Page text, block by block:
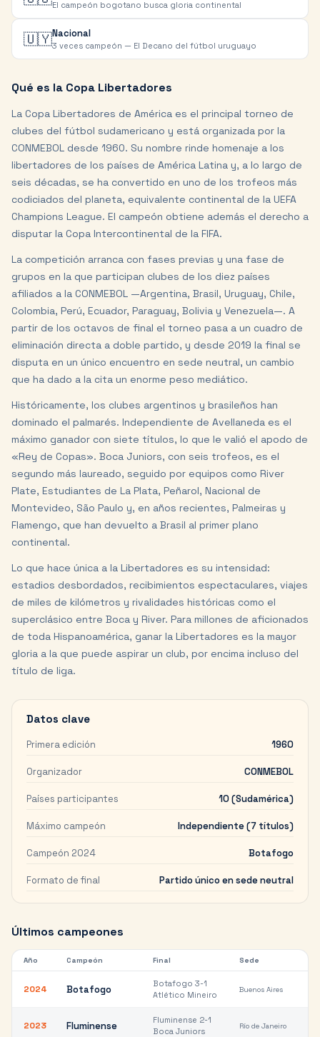
El campeón bogotano busca gloria continental
🇺🇾Nacional
3 veces campeón — El Decano del fútbol uruguayo
Qué es la Copa Libertadores
La Copa Libertadores de América es el principal torneo de
clubes del fútbol sudamericano y está organizada por la
CONMEBOL desde 1960. Su nombre rinde homenaje a los
libertadores de los países de América Latina y, a lo largo de
seis décadas, se ha convertido en uno de los trofeos más
codiciados del planeta, equivalente continental de la UEFA
Champions League. El campeón obtiene además el derecho a
disputar la Copa Intercontinental de la FIFA.
La competición arranca con fases previas y una fase de
grupos en la que participan clubes de los diez países
afiliados a la CONMEBOL —Argentina, Brasil, Uruguay, Chile,
Colombia, Perú, Ecuador, Paraguay, Bolivia y Venezuela—. A
partir de los octavos de final el torneo pasa a un cuadro de
eliminación directa a doble partido, y desde 2019 la final se
disputa en un único encuentro en sede neutral, un cambio
que ha dado a la cita un enorme peso mediático.
Históricamente, los clubes argentinos y brasileños han
dominado el palmarés. Independiente de Avellaneda es el
máximo ganador con siete títulos, lo que le valió el apodo de
«Rey de Copas». Boca Juniors, con seis trofeos, es el
segundo más laureado, seguido por equipos como River
Plate, Estudiantes de La Plata, Peñarol, Nacional de
Montevideo, São Paulo y, en años recientes, Palmeiras y
Flamengo, que han devuelto a Brasil al primer plano
continental.
Lo que hace única a la Libertadores es su intensidad:
estadios desbordados, recibimientos espectaculares, viajes
de miles de kilómetros y rivalidades históricas como el
superclásico entre Boca y River. Para millones de aficionados
de toda Hispanoamérica, ganar la Libertadores es la mayor
gloria a la que puede aspirar un club, por encima incluso del
título de liga.
Datos clave
Primera edición 1960
Organizador CONMEBOL
Países participantes 10 (Sudamérica)
Máximo campeón Independiente (7 títulos)
Campeón 2024 Botafogo
Formato de final Partido único en sede neutral
Últimos campeones
Año Campeón Final Sede
2024 Botafogo
Botafogo 3-1
Atlético Mineiro
Buenos Aires
2023 Fluminense
Fluminense 2-1
Boca Juniors
Río de Janeiro